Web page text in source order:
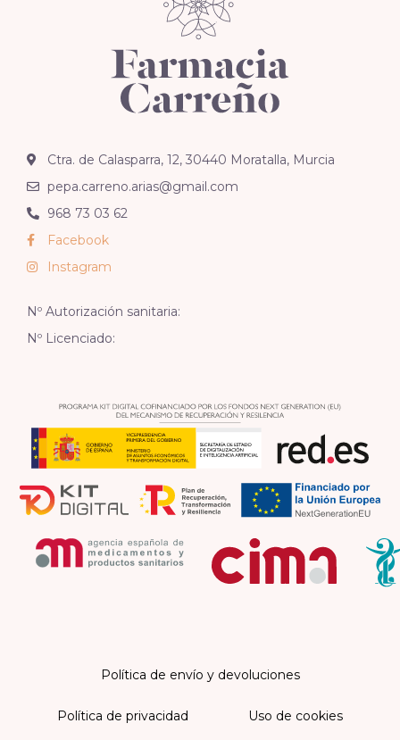
Ctra. de Calasparra, 12, 30440 Moratalla, Murcia
pepa.carreno.arias@gmail.com
968 73 03 62
Facebook
Instagram
Nº Autorización sanitaria:
Nº Licenciado:
Política de envío y devoluciones
Política de privacidad Uso de cookies